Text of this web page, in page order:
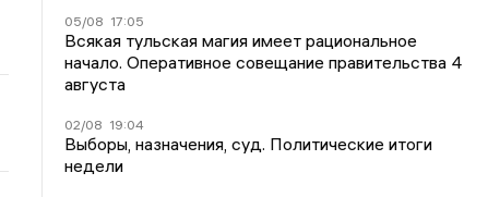
05/08 17:05
Всякая тульская магия имеет рациональное
начало. Оперативное совещание правительства 4
августа
02/08 19:04
Выборы, назначения, суд. Политические итоги
недели